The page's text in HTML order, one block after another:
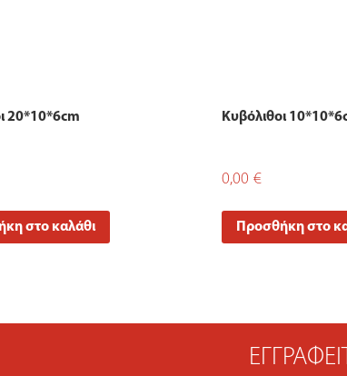
20*10*6cm
στο καλάθι
Κυβόλιθοι
0,00 €
Προσθήκη στο